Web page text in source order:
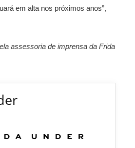
em alta nos próximos anos”,
assessoria de imprensa da Frida